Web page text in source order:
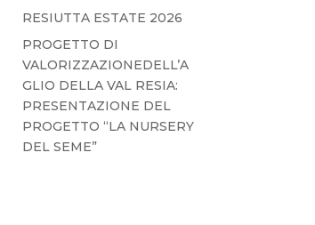
RESIUTTA ESTATE 2026
PROGETTO DI
VALORIZZAZIONEDELL’A
GLIO DELLA VAL RESIA:
PRESENTAZIONE DEL
PROGETTO “LA NURSERY
DEL SEME”